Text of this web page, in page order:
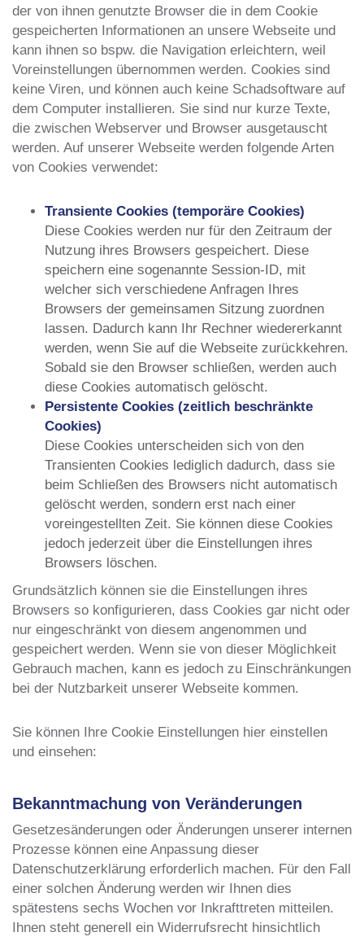
der von ihnen genutzte Browser die in dem Cookie
gespeicherten Informationen an unsere Webseite und
kann ihnen so bspw. die Navigation erleichtern, weil
Voreinstellungen übernommen werden. Cookies sind
keine Viren, und können auch keine Schadsoftware auf
dem Computer installieren. Sie sind nur kurze Texte,
die zwischen Webserver und Browser ausgetauscht
werden. Auf unserer Webseite werden folgende Arten
von Cookies verwendet:
Transiente Cookies (temporäre Cookies)
Diese Cookies werden nur für den Zeitraum der
Nutzung ihres Browsers gespeichert. Diese
speichern eine sogenannte Session-ID, mit
welcher sich verschiedene Anfragen Ihres
Browsers der gemeinsamen Sitzung zuordnen
lassen. Dadurch kann Ihr Rechner wiedererkannt
werden, wenn Sie auf die Webseite zurückkehren.
Sobald sie den Browser schließen, werden auch
diese Cookies automatisch gelöscht.
Persistente Cookies (zeitlich beschränkte
Cookies)
Diese Cookies unterscheiden sich von den
Transienten Cookies lediglich dadurch, dass sie
beim Schließen des Browsers nicht automatisch
gelöscht werden, sondern erst nach einer
voreingestellten Zeit. Sie können diese Cookies
jedoch jederzeit über die Einstellungen ihres
Browsers löschen.
Grundsätzlich können sie die Einstellungen ihres
Browsers so konfigurieren, dass Cookies gar nicht oder
nur eingeschränkt von diesem angenommen und
gespeichert werden. Wenn sie von dieser Möglichkeit
Gebrauch machen, kann es jedoch zu Einschränkungen
bei der Nutzbarkeit unserer Webseite kommen.
Sie können Ihre Cookie Einstellungen hier einstellen
und einsehen:
Bekanntmachung von Veränderungen
Gesetzesänderungen oder Änderungen unserer internen
Prozesse können eine Anpassung dieser
Datenschutzerklärung erforderlich machen. Für den Fall
einer solchen Änderung werden wir Ihnen dies
spätestens sechs Wochen vor Inkrafttreten mitteilen.
Ihnen steht generell ein Widerrufsrecht hinsichtlich